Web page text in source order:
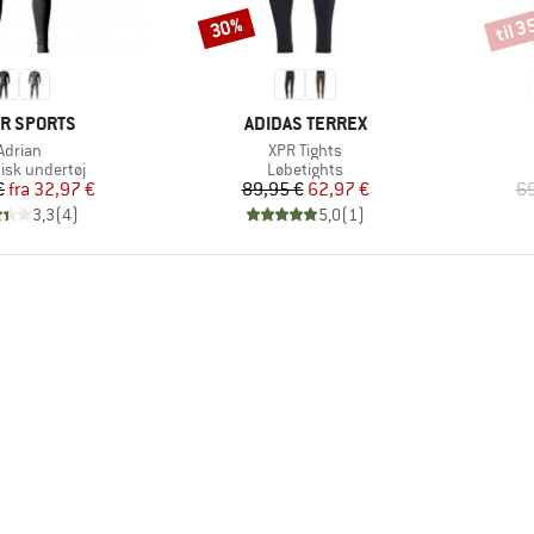
SPORTS
undertøj
Pris
Nedsat pris
fra 32,97 €
3,3(4)
MÆRKE
ADIDAS TERREX
Artikel
XPR Tights
Produktgruppe
Løbetights
Pris
89,95 €Nedsat pris
62,97 €
5,0(1)
Rabat
30% Rabat
til